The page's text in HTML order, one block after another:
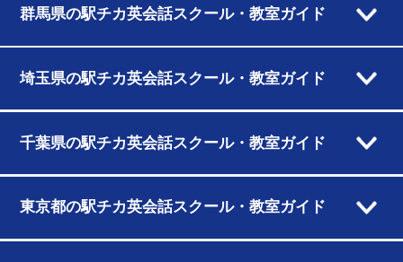
群馬県の駅チカ英会話スクール・教室ガイド
埼玉県の駅チカ英会話スクール・教室ガイド
千葉県の駅チカ英会話スクール・教室ガイド
東京都の駅チカ英会話スクール・教室ガイド